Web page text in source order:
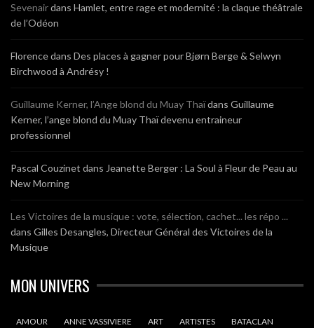
Sevenairdans Hamlet, entre rage et modernité : la claque théâtrale
de l’Odéon
Florencedans Des places à gagner pour Bjørn Berge & Selwyn
Birchwood à Andrésy !
Guillaume Kerner, l’Ange blond du Muay Thaïdans Guillaume
Kerner, l’ange blond du Muay Thaï devenu entraineur
professionnel
Pascal Couzinet dans Jeanette Berger : La Soul à Fleur de Peau au
New Morning
Les Victoires de la musique : vote, sélection, cachet... les répo ...
dans Gilles Desangles, Directeur Général des Victoires de la
Musique
MON UNIVERS
AMOUR ANNE VASSIVIERE ART ARTISTES BATACLAN